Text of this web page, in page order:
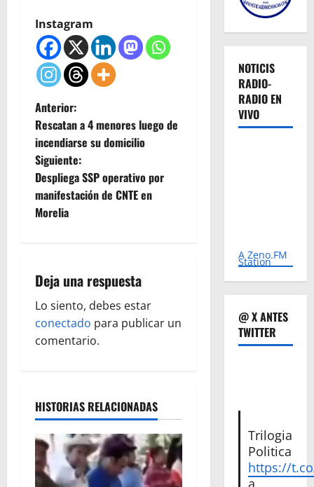
Instagram
N
a
v
e
c
i
ó
d
e
e
Anterior:
Rescatan a 4 menores luego de
incendiarse su domicilio
Siguiente:
Despliega SSP operativo por
manifestación de CNTE en
Morelia
Deja una respuesta
Lo siento, debes estar
conectado para publicar un
comentario.
HISTORIAS RELACIONADAS
NOTICIS
RADIO-
RADIO EN
VIVO
A Zeno.FM
Station
@ X ANTES
TWITTER
Trilogia
Politica
https://